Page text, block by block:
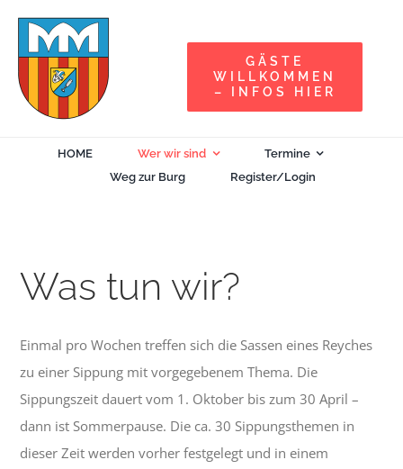
Zum
springen
GÄSTE
WILLKOMMEN
– INFOS HIER
HOME Wer wir sind
Termine
Weg zur Burg
Register/Login
Was tun wir?
Einmal pro Wochen treffen sich die Sassen eines Reyches
zu einer Sippung mit vorgegebenem Thema. Die
Sippungszeit dauert vom 1. Oktober bis zum 30 April –
dann ist Sommerpause. Die ca. 30 Sippungsthemen in
dieser Zeit werden vorher festgelegt und in einem